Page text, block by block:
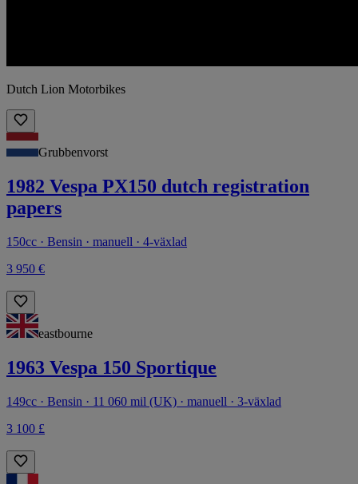
Dutch Lion Motorbikes
Grubbenvorst
1982 Vespa PX150 dutch registration
papers
150cc · Bensin · manuell · 4-växlad
3 950 €
eastbourne
1963 Vespa 150 Sportique
149cc · Bensin · 11 060 mil (UK) · manuell · 3-växlad
3 100 £